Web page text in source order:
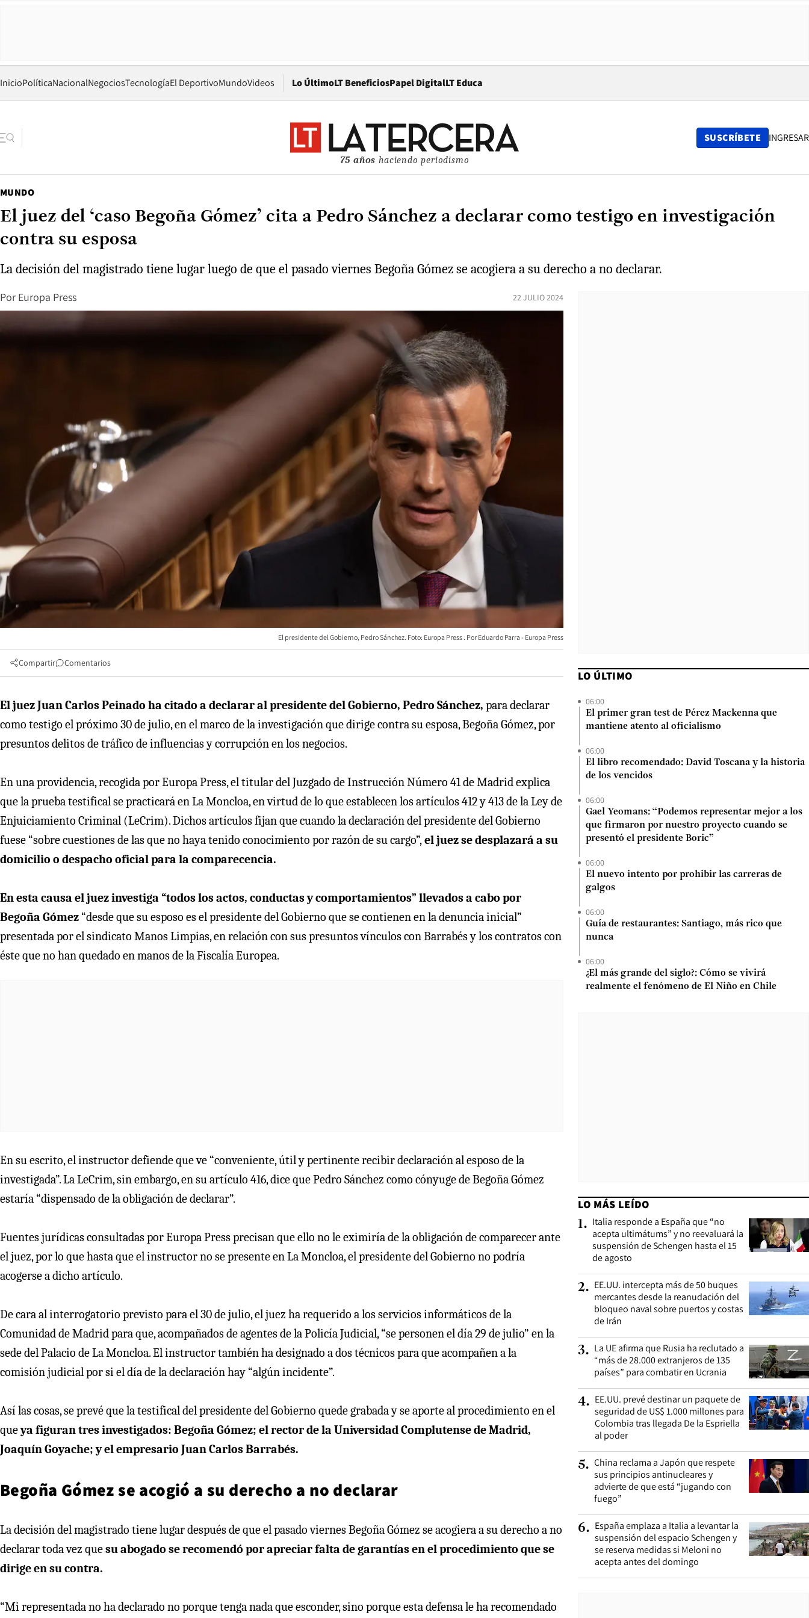
InicioPolíticaNacionalNegociosTecnologíaEl DeportivoMundoVideos Lo ÚltimoLT BeneficiosPapel DigitalOpens in new window
LT Educa
75 años haciendo periodismo
SUSCRÍBETE INGRESAR
MUNDO
El juez del ‘caso Begoña Gómez’ cita a Pedro Sánchez a declarar como testigo en investigación
contra su esposa
La decisión del magistrado tiene lugar luego de que el pasado viernes Begoña Gómez se acogiera a su derecho a no declarar.
Por Europa Press 22 JULIO 2024
El presidente del Gobierno, Pedro Sánchez. Foto: Europa Press Eduardo Parra - Europa Press
Compartir Comentarios
El juez Juan Carlos Peinado ha citado a declarar al presidente del Gobierno, Pedro Sánchez, para declarar
como testigo el próximo 30 de julio, en el marco de la investigación que dirige contra su esposa, Begoña Gómez, por
presuntos delitos de tráfico de influencias y corrupción en los negocios.
En una providencia, recogida por Europa Press, el titular del Juzgado de Instrucción Número 41 de Madrid explica
que la prueba testifical se practicará en La Moncloa, en virtud de lo que establecen los artículos 412 y 413 de la Ley de
Enjuiciamiento Criminal (LeCrim). Dichos artículos fijan que cuando la declaración del presidente del Gobierno
fuese “sobre cuestiones de las que no haya tenido conocimiento por razón de su cargo”,el juez se desplazará a su
domicilio o despacho oficial para la comparecencia.
En esta causa el juez investiga “todos los actos, conductas y comportamientos” llevados a cabo por
Begoña Gómez “desde que su esposo es el presidente del Gobierno que se contienen en la denuncia inicial”
presentada por el sindicato Manos Limpias, en relación con sus presuntos vínculos con Barrabés y los contratos con
éste que no han quedado en manos de la Fiscalía Europea.
En su escrito, el instructor defiende que ve “conveniente, útil y pertinente recibir declaración al esposo de la
investigada”. La LeCrim, sin embargo, en su artículo 416, dice que Pedro Sánchez como cónyuge de Begoña Gómez
estaría “dispensado de la obligación de declarar”.
Fuentes jurídicas consultadas por Europa Press precisan que ello no le eximiría de la obligación de comparecer ante
el juez, por lo que hasta que el instructor no se presente en La Moncloa, el presidente del Gobierno no podría
acogerse a dicho artículo.
De cara al interrogatorio previsto para el 30 de julio, el juez ha requerido a los servicios informáticos de la
Comunidad de Madrid para que, acompañados de agentes de la Policía Judicial, “se personen el día 29 de julio” en la
sede del Palacio de La Moncloa. El instructor también ha designado a dos técnicos para que acompañen a la
comisión judicial por si el día de la declaración hay “algún incidente”.
Así las cosas, se prevé que la testifical del presidente del Gobierno quede grabada y se aporte al procedimiento en el
queya figuran tres investigados: Begoña Gómez; el rector de la Universidad Complutense de Madrid,
Joaquín Goyache; y el empresario Juan Carlos Barrabés.
Begoña Gómez se acogió a su derecho a no declarar
La decisión del magistrado tiene lugar después de que el pasado viernes Begoña Gómez se acogiera a su derecho a no
declarar toda vez quesu abogado se recomendó por apreciar falta de garantías en el procedimiento que se
dirige en su contra.
“Mi representada no ha declarado no porque tenga nada que esconder, sino porque esta defensa le ha recomendado
LO ÚLTIMO
06:00
El primer gran test de Pérez Mackenna que
mantiene atento al oficialismo
06:00
El libro recomendado: David Toscana y la historia
de los vencidos
06:00
Gael Yeomans: “Podemos representar mejor a los
que firmaron por nuestro proyecto cuando se
presentó el presidente Boric”
06:00
El nuevo intento por prohibir las carreras de
galgos
06:00
Guía de restaurantes: Santiago, más rico que
nunca
06:00
¿El más grande del siglo?: Cómo se vivirá
realmente el fenómeno de El Niño en Chile
LO MÁS LEÍDO
1. Italia responde a España que “no
acepta ultimátums” y no reevaluará la
suspensión de Schengen hasta el 15
de agosto
2. EE.UU. intercepta más de 50 buques
mercantes desde la reanudación del
bloqueo naval sobre puertos y costas
de Irán
3. La UE afirma que Rusia ha reclutado a
“más de 28.000 extranjeros de 135
países” para combatir en Ucrania
4. EE.UU. prevé destinar un paquete de
seguridad de US$ 1.000 millones para
Colombia tras llegada De la Espriella
al poder
5. China reclama a Japón que respete
sus principios antinucleares y
advierte de que está “jugando con
fuego”
6. España emplaza a Italia a levantar la
suspensión del espacio Schengen y
se reserva medidas si Meloni no
acepta antes del domingo